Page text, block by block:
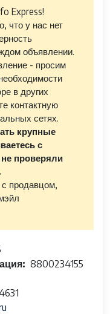
Express!
что у нас нет
объявлении.
- просим
в других
контактную
сетях.
крупные
с
проверяли
продавцом,
8800234155